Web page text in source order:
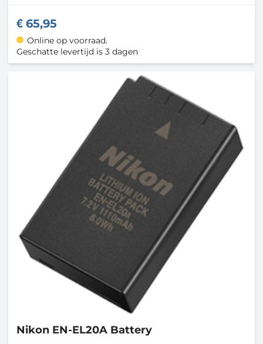
65,95
Online op voorraad.
Geschatte levertijd is 3 dagen
Nikon EN-EL20A Battery